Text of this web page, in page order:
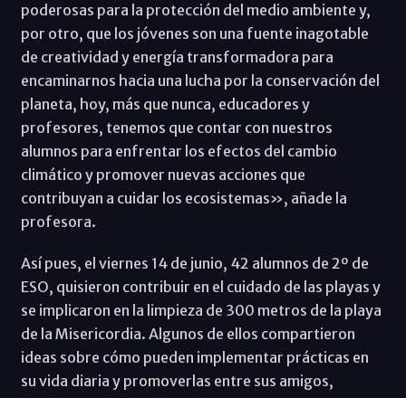
poderosas para la protección del medio ambiente y,
por otro, que los jóvenes son una fuente inagotable
de creatividad y energía transformadora para
encaminarnos hacia una lucha por la conservación del
planeta, hoy, más que nunca, educadores y
profesores, tenemos que contar con nuestros
alumnos para enfrentar los efectos del cambio
climático y promover nuevas acciones que
contribuyan a cuidar los ecosistemas», añade la
profesora.
Así pues, el viernes 14 de junio, 42 alumnos de 2º de
ESO, quisieron contribuir en el cuidado de las playas y
se implicaron en la limpieza de 300 metros de la playa
de la Misericordia. Algunos de ellos compartieron
ideas sobre cómo pueden implementar prácticas en
su vida diaria y promoverlas entre sus amigos,